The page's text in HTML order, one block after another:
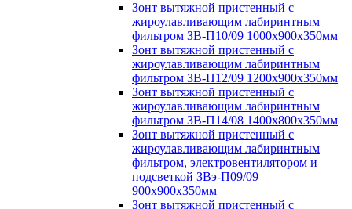
Зонт вытяжной пристенный с
жироулавливающим лабиринтным
фильтром ЗВ-П10/09 1000х900х350мм
Зонт вытяжной пристенный с
жироулавливающим лабиринтным
фильтром ЗВ-П12/09 1200х900х350мм
Зонт вытяжной пристенный с
жироулавливающим лабиринтным
фильтром ЗВ-П14/08 1400х800х350мм
Зонт вытяжной пристенный с
жироулавливающим лабиринтным
фильтром, электровентилятором и
подсветкой ЗВэ-П09/09
900х900х350мм
Зонт вытяжной пристенный с